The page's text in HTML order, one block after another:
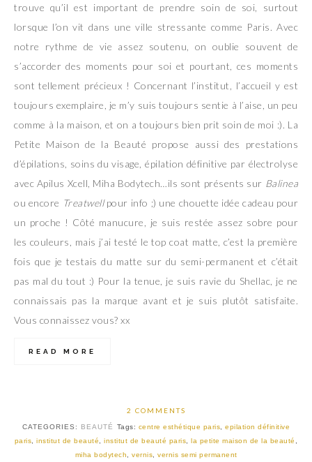
trouve qu’il est important de prendre soin de soi, surtout
lorsque l’on vit dans une ville stressante comme Paris. Avec
notre rythme de vie assez soutenu, on oublie souvent de
s’accorder des moments pour soi et pourtant, ces moments
sont tellement précieux ! Concernant l’institut, l’accueil y est
toujours exemplaire, je m’y suis toujours sentie à l’aise, un peu
comme à la maison, et on a toujours bien prit soin de moi :). La
Petite Maison de la Beauté propose aussi des prestations
d’épilations, soins du visage, épilation définitive par électrolyse
avec Apilus Xcell, Miha Bodytech…ils sont présents sur Balinea
ou encore Treatwellpour info ;) une chouette idée cadeau pour
un proche ! Côté manucure, je suis restée assez sobre pour
les couleurs, mais j’ai testé le top coat matte, c’est la première
fois que je testais du matte sur du semi-permanent et c’était
pas mal du tout :) Pour la tenue, je suis ravie du Shellac, je ne
connaissais pas la marque avant et je suis plutôt satisfaite.
Vous connaissez vous? xx
READ MORE
2 COMMENTS
CATEGORIES: BEAUTÉ Tags: centre esthétique paris ,epilation définitive
paris ,institut de beauté ,institut de beauté paris ,la petite maison de la beauté
miha bodytech
vernis vernis semi permanent